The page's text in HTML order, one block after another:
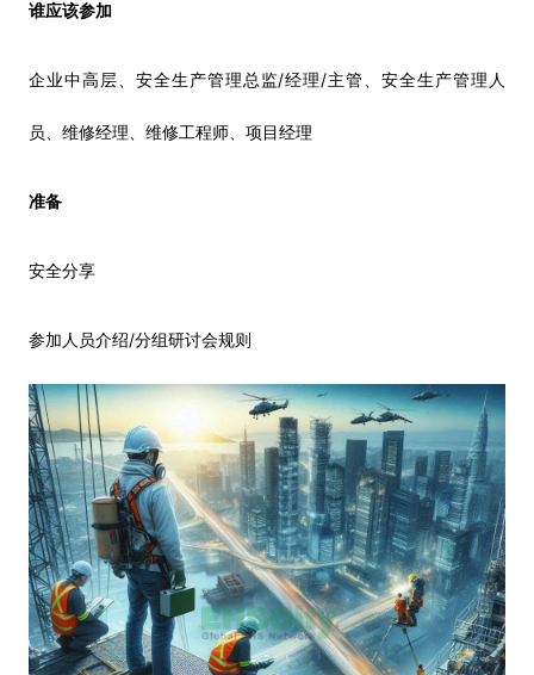
谁应该参加
企业中高层、安全生产管理总监/经理/主管、安全生产管理人
员、维修经理、维修工程师、项目经理
准备
安全分享
参加人员介绍/分组研讨会规则